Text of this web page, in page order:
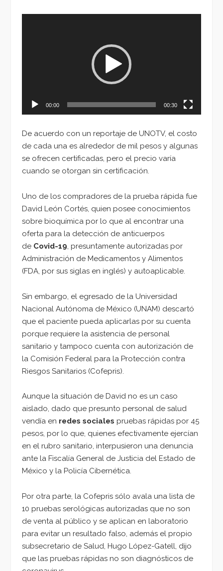
00:00 00:30
De acuerdo con un reportaje de UNOTV, el costo
de cada una es alrededor de mil pesos y algunas
se ofrecen certificadas, pero el precio varía
cuando se otorgan sin certificación.
Uno de los compradores de la prueba rápida fue
David León Cortés, quien posee conocimientos
sobre bioquímica por lo que al encontrar una
oferta para la detección de anticuerpos
de Covid-19, presuntamente autorizadas por
Administración de Medicamentos y Alimentos
(FDA, por sus siglas en inglés) y autoaplicable.
Sin embargo, el egresado de la Universidad
Nacional Autónoma de México (UNAM) descartó
que el paciente pueda aplicarlas por su cuenta
porque requiere la asistencia de personal
sanitario y tampoco cuenta con autorización de
la Comisión Federal para la Protección contra
Riesgos Sanitarios (Cofepris).
Aunque la situación de David no es un caso
aislado, dado que presunto personal de salud
vendía en redes sociales pruebas rápidas por 45
pesos, por lo que, quienes efectivamente ejercían
en el rubro sanitario, interpusieron una denuncia
ante la Fiscalía General de Justicia del Estado de
México y la Policía Cibernética.
Por otra parte, la Cofepris sólo avala una lista de
10 pruebas serológicas autorizadas que no son
de venta al público y se aplican en laboratorio
para evitar un resultado falso, además el propio
subsecretario de Salud, Hugo López-Gatell, dijo
que las pruebas rápidas no son diagnósticos de